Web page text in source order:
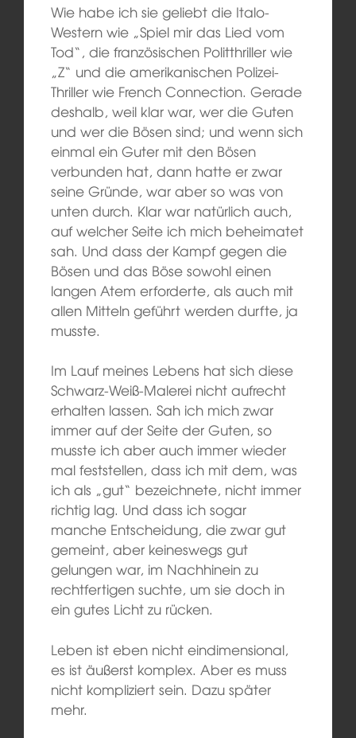
Wie habe ich sie geliebt die Italo-
Western wie „Spiel mir das Lied vom
Tod“, die französischen Politthriller wie
„Z“ und die amerikanischen Polizei-
Thriller wie French Connection. Gerade
deshalb, weil klar war, wer die Guten
und wer die Bösen sind; und wenn sich
einmal ein Guter mit den Bösen
verbunden hat, dann hatte er zwar
seine Gründe, war aber so was von
unten durch. Klar war natürlich auch,
auf welcher Seite ich mich beheimatet
sah. Und dass der Kampf gegen die
Bösen und das Böse sowohl einen
langen Atem erforderte, als auch mit
allen Mitteln geführt werden durfte, ja
musste.
Im Lauf meines Lebens hat sich diese
Schwarz-Weiß-Malerei nicht aufrecht
erhalten lassen. Sah ich mich zwar
immer auf der Seite der Guten, so
musste ich aber auch immer wieder
mal feststellen, dass ich mit dem, was
ich als „gut“ bezeichnete, nicht immer
richtig lag. Und dass ich sogar
manche Entscheidung, die zwar gut
gemeint, aber keineswegs gut
gelungen war, im Nachhinein zu
rechtfertigen suchte, um sie doch in
ein gutes Licht zu rücken.
Leben ist eben nicht eindimensional,
es ist äußerst komplex. Aber es muss
nicht kompliziert sein. Dazu später
mehr.